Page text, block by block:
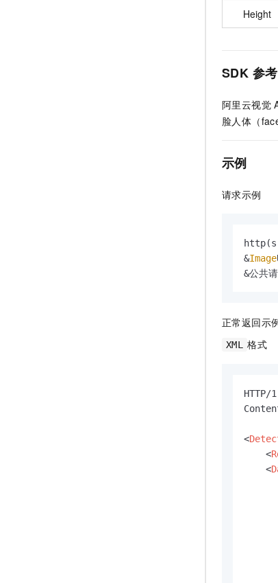
Height
SDK 参考
阿里云视觉
脸人体（
示例
请求示例
&Image
&公共
正常返回示
XML 格式
HTTP/
<
<
<